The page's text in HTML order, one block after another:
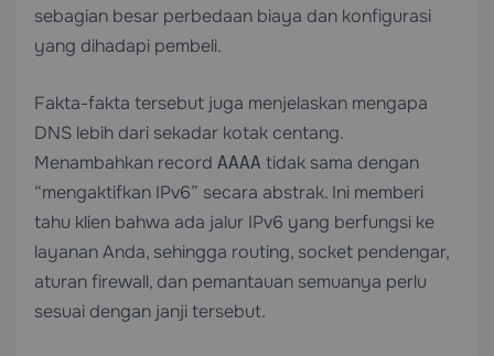
sebagian besar perbedaan biaya dan konfigurasi
yang dihadapi pembeli.
Fakta-fakta tersebut juga menjelaskan mengapa
DNS lebih dari sekadar kotak centang.
Menambahkan record AAAA tidak sama dengan
“mengaktifkan IPv6” secara abstrak. Ini memberi
tahu klien bahwa ada jalur IPv6 yang berfungsi ke
layanan Anda, sehingga routing, socket pendengar,
aturan firewall, dan pemantauan semuanya perlu
sesuai dengan janji tersebut.